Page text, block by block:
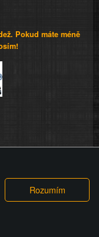
Pokud máte méně
provozovatele
nebo video na
videa nebo
uplatnit vůči
škody nebo